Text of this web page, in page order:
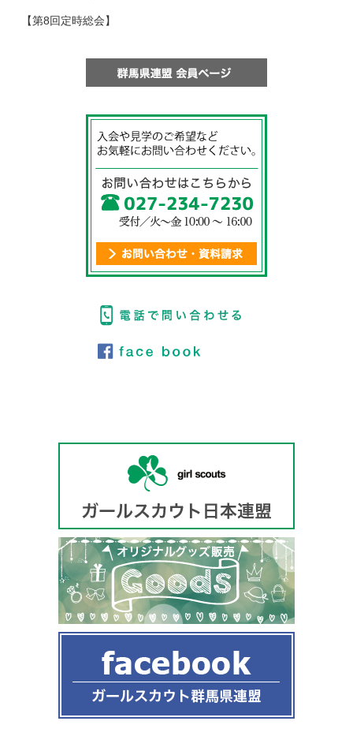
【第8回定時総会】